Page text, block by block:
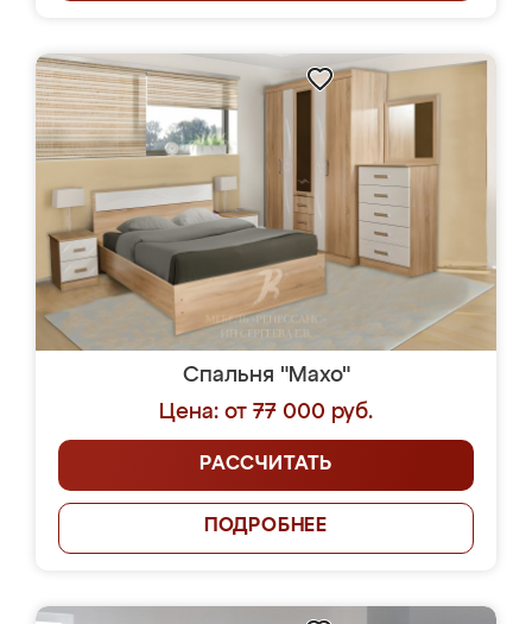
Спальня "Махо"
Цена: от 77 000 руб.
РАССЧИТАТЬ
ПОДРОБНЕЕ